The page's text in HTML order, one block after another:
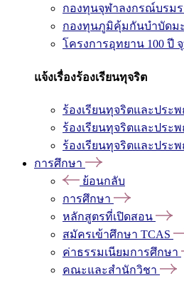
กองทุนจุฬาลงกรณ์บรม
กองทุนภูมิคุ้มกันบำบัดมะ
โครงการอุทยาน 100 ปี
แจ้งเรื่องร้องเรียนทุจริต
ร้องเรียนทุจริตและประ
ร้องเรียนทุจริตและประ
ร้องเรียนทุจริตและประ
การศึกษา
ย้อนกลับ
การศึกษา
หลักสูตรที่เปิดสอน
สมัครเข้าศึกษา TCAS
ค่าธรรมเนียมการศึกษา
คณะและสำนักวิชา